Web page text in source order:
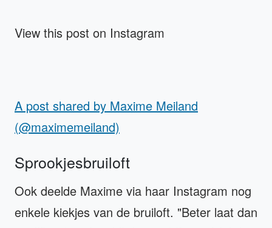
View this post on Instagram
A post shared by Maxime Meiland
(@maximemeiland)
Sprookjesbruiloft
Ook deelde Maxime via haar Instagram nog
enkele kiekjes van de bruiloft. "Beter laat dan